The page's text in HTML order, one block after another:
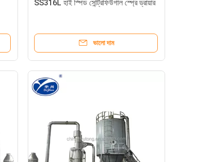
SS316L হাই স্পিড সেন্ট্রিফিউগাল স্প্রে ড্রায়ার
ভালো দাম